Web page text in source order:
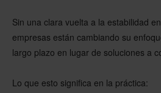
Sin una clara vuelta a la estabilidad
empresas están cambiando su
largo plazo en lugar de soluciones a
Lo que esto significa en la práctica: